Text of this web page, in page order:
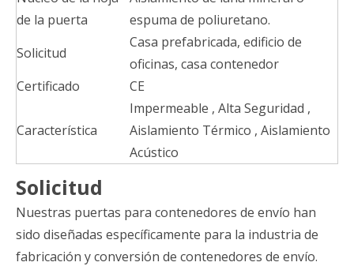
de la puerta
espuma de poliuretano.
Solicitud
Casa prefabricada, edificio de
oficinas, casa contenedor
Certificado
CE
Característica
Impermeable , Alta Seguridad ,
Aislamiento Térmico , Aislamiento
Acústico
Solicitud
Nuestras puertas para contenedores de envío han
sido diseñadas específicamente para la industria de
fabricación y conversión de contenedores de envío.